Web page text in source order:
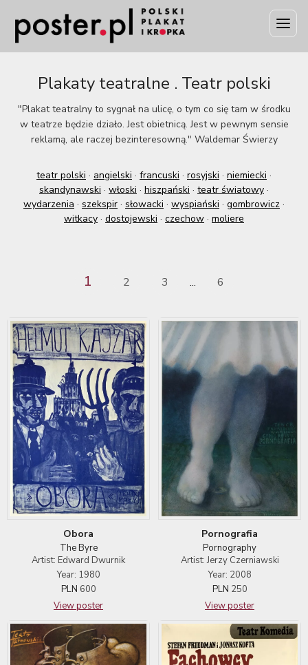
Plakaty teatralne . Teatr polski
"Plakat teatralny to sygnał na ulicę, o tym co się tam w środku
w teatrze będzie działo. Jest obietnicą. Jest w pewnym sensie
reklamą, ale raczej bezinteresowną." Waldemar Świerzy
teatr polski · angielski · francuski · rosyjski · niemiecki ·
skandynawski · włoski · hiszpański · teatr światowy ·
wydarzenia · szekspir · słowacki · wyspiański · gombrowicz ·
witkacy · dostojewski · czechow · moliere
1 2 3 ... 6
Obora
The Byre
Artist: Edward Dwurnik
Year: 1980
PLN 600
View poster
Pornografia
Pornography
Artist: Jerzy Czerniawski
Year: 2008
PLN 250
View poster